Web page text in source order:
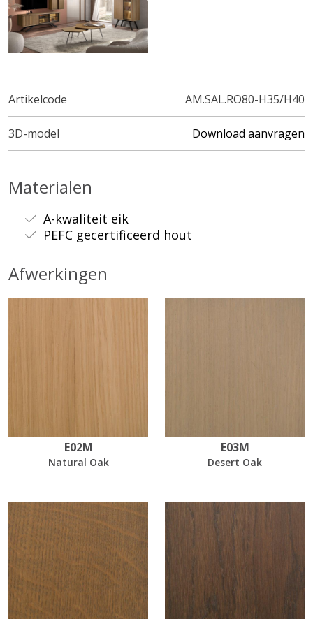
Artikelcode AM.SAL.RO80-H35/H40
3D-model Download aanvragen
Materialen
A-kwaliteit eik
PEFC gecertificeerd hout
Afwerkingen
E02M
Natural Oak
E03M
Desert Oak